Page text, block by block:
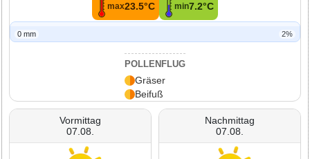
max23.5°C min7.2°C
0 mm 2%
POLLENFLUG
Gräser
Beifuß
Vormittag
07.08.
Nachmittag
07.08.